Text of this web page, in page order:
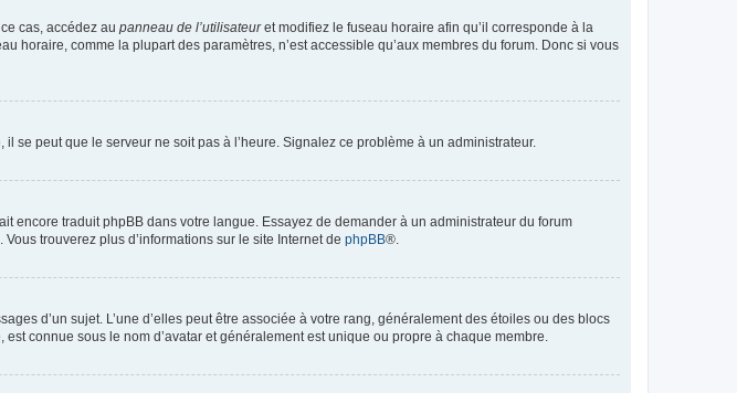
cas, accédez au panneau de l’utilisateuret modifiez le fuseau horaire afin qu’il corresponde à la
horaire, comme la plupart des paramètres, n’est accessible qu’aux membres du forum. Donc si vous
se peut que le serveur ne soit pas à l’heure. Signalez ce problème à un administrateur.
encore traduit phpBB dans votre langue. Essayez de demander à un administrateur du forum
trouverez plus d’informations sur le site Internet de phpBB®.
d’un sujet. L’une d’elles peut être associée à votre rang, généralement des étoiles ou des blocs
connue sous le nom d’avatar et généralement est unique ou propre à chaque membre.